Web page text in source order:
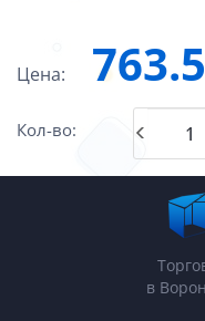
Цена:
Кол-во:
в